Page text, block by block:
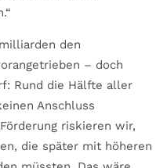
den
– doch
Rund die Hälfte aller
Anschluss
riskieren wir,
die später mit höheren